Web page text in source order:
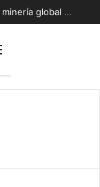
EXPOMIN 2027 abordará las claves de la minería global con foco en geopolítica, inteligencia artificial y sostenibilidad